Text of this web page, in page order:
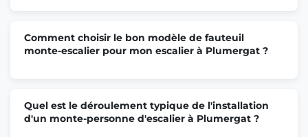
Comment choisir le bon modèle de fauteuil
monte-escalier pour mon escalier à Plumergat ?
Quel est le déroulement typique de l'installation
d'un monte-personne d'escalier à Plumergat ?